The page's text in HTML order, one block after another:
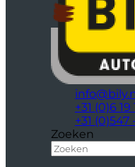
+31 (0)6 19
+31
Zoeken